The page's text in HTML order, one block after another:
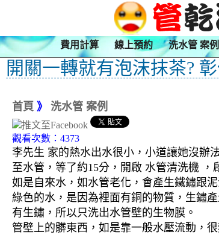
費用計算 線上預約 洗水管 案例
開關一轉就有泡沫抹茶?
首頁 》 洗水管 案例
觀看次數：4373
李先生 家的熱水出水很小，小道讓她沒辦
至水管，等了約15分，開啟 水管清洗機
如是自來水，如水管老化，會產生鐵鏽跟
綠色的水，是因為裡面有銅的物質，生鏽
有生鏽，所以只洗出水管壁的生物膜。
管壁上的髒東西，如是靠一般水壓流動，